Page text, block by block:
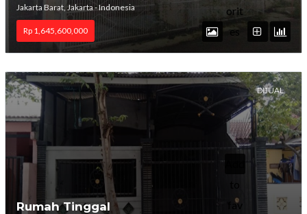
orit
es
Jakarta Barat, Jakarta - Indonesia
Rp 1,645,600,000
DIJUAL
fav
Rumah Tinggal